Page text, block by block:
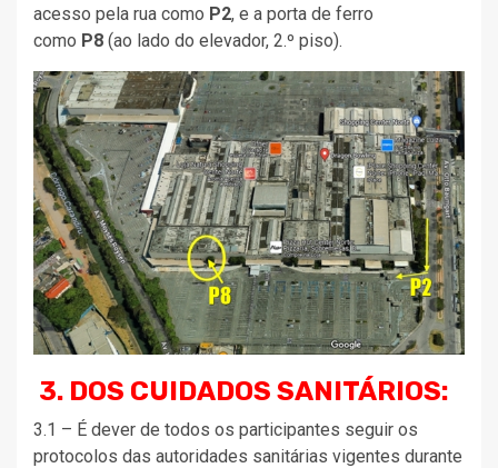
acesso pela rua como P2, e a porta de ferro
como P8 (ao lado do elevador, 2.º piso).
3. DOS CUIDADOS SANITÁRIOS:
3.1 – É dever de todos os participantes seguir os
protocolos das autoridades sanitárias vigentes durante